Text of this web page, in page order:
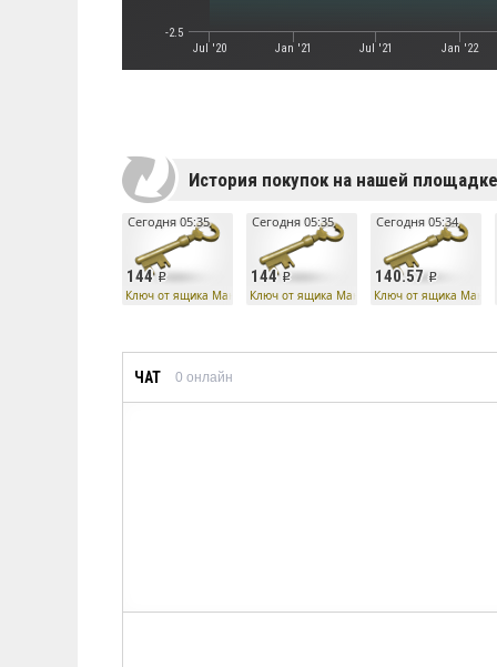
Jul '20 Jan '21 Jul '21 Jan '22
-2.5
История покупок на нашей площадке
144
Сегодня 05:35
Ключ от ящика Манн Ко
144
Сегодня 05:35
Ключ от ящика Манн Ко
140.57
Сегодня 05:34
Ключ от ящика Манн
ЧАТ 0 онлайн